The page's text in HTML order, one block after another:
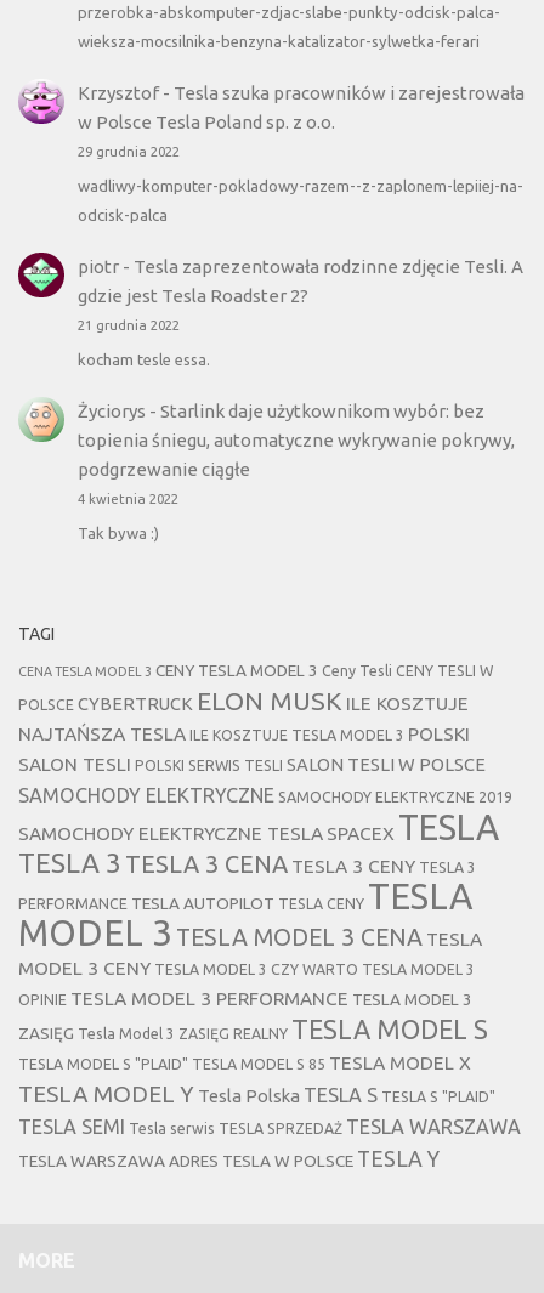
przerobka-abskomputer-zdjac-slabe-punkty-odcisk-palca-
wieksza-mocsilnika-benzyna-katalizator-sylwetka-ferari
Krzysztof- Tesla szuka pracowników i zarejestrowała
w Polsce Tesla Poland sp. z o.o.
29 grudnia 2022
wadliwy-komputer-pokladowy-razem--z-zaplonem-lepiiej-na-
odcisk-palca
piotr- Tesla zaprezentowała rodzinne zdjęcie Tesli. A
gdzie jest Tesla Roadster 2?
21 grudnia 2022
kocham tesle essa.
Życiorys - Starlink daje użytkownikom wybór: bez
topienia śniegu, automatyczne wykrywanie pokrywy,
podgrzewanie ciągłe
4 kwietnia 2022
Tak bywa :)
TAGI
CENA TESLA MODEL 3 CENY TESLA MODEL 3 Ceny Tesli CENY TESLI W
POLSCE CYBERTRUCK ELON MUSK ILE KOSZTUJE
NAJTAŃSZA TESLA ILE KOSZTUJE TESLA MODEL 3 POLSKI
SALON TESLI POLSKI SERWIS TESLI SALON TESLI W POLSCE
SAMOCHODY ELEKTRYCZNE SAMOCHODY ELEKTRYCZNE 2019
SAMOCHODY ELEKTRYCZNE TESLA SPACEX TESLA
TESLA 3 TESLA 3 CENA TESLA 3 CENY TESLA 3
PERFORMANCE TESLA AUTOPILOT TESLA CENY TESLA
MODEL 3 TESLA MODEL 3 CENA TESLA
MODEL 3 CENY TESLA MODEL 3 CZY WARTO TESLA MODEL 3
OPINIE TESLA MODEL 3 PERFORMANCE TESLA MODEL 3
ZASIĘG Tesla Model 3 ZASIĘG REALNY TESLA MODEL S
TESLA MODEL S "PLAID" TESLA MODEL S 85 TESLA MODEL X
TESLA MODEL Y Tesla Polska TESLA S TESLA S "PLAID"
TESLA SEMI Tesla serwis TESLA SPRZEDAŻ TESLA WARSZAWA
TESLA WARSZAWA ADRES TESLA W POLSCE TESLA Y
MORE